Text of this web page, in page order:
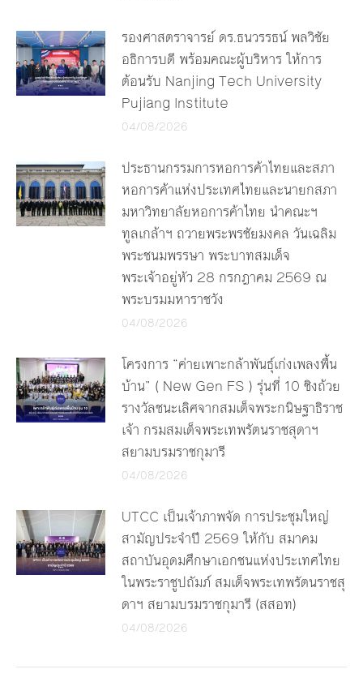
รองศาสตราจารย์ ดร.ธนวรรธน์ พลวิชัย
อธิการบดี พร้อมคณะผู้บริหาร ให้การ
ต้อนรับ Nanjing Tech University
Pujiang Institute
04/08/2026
ประธานกรรมการหอการค้าไทยและสภา
หอการค้าแห่งประเทศไทยและนายกสภา
มหาวิทยาลัยหอการค้าไทย นำคณะฯ
ทูลเกล้าฯ ถวายพระพรชัยมงคล วันเฉลิม
พระชนมพรรษา พระบาทสมเด็จ
พระเจ้าอยู่หัว 28 กรกฎาคม 2569 ณ
พระบรมมหาราชวัง
04/08/2026
โครงการ “ค่ายเพาะกล้าพันธุ์เก่งเพลงพื้น
บ้าน” ( New Gen FS ) รุ่นที่ 10 ชิงถ้วย
รางวัลชนะเลิศจากสมเด็จพระกนิษฐาธิราช
เจ้า กรมสมเด็จพระเทพรัตนราชสุดาฯ
สยามบรมราชกุมารี
04/08/2026
UTCC เป็นเจ้าภาพจัด การประชุมใหญ่
สามัญประจำปี 2569 ให้กับ สมาคม
สถาบันอุดมศึกษาเอกชนแห่งประเทศไทย
ในพระราชูปถัมภ์ สมเด็จพระเทพรัตนราชสุ
ดาฯ สยามบรมราชกุมารี (สสอท)
04/08/2026